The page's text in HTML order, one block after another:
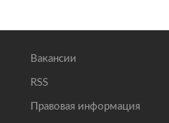
Вакансии
RSS
Правовая информация